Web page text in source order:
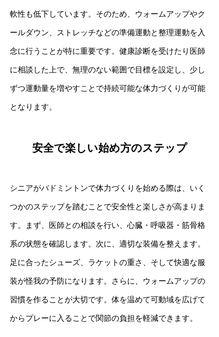
軟性も低下しています。そのため、ウォームアップやク
ールダウン、ストレッチなどの準備運動と整理運動を入
念に行うことが特に重要です。健康診断を受けたり医師
に相談した上で、無理のない範囲で目標を設定し、少し
ずつ運動量を増やすことで持続可能な体力づくりが可能
となります。
安全で楽しい始め方のステップ
シニアがバドミントンで体力づくりを始める際は、いく
つかのステップを踏むことで安全性と楽しさが高まりま
す。まず、医師との相談を行い、心臓・呼吸器・筋骨格
系の状態を確認します。次に、適切な装備を整えます。
足に合ったシューズ、ラケットの重さ、そして快適な服
装が怪我の予防になります。さらに、ウォームアップの
習慣を作ることが大切です。体を温めて可動域を広げて
からプレーに入ることで関節の負担を軽減できます。